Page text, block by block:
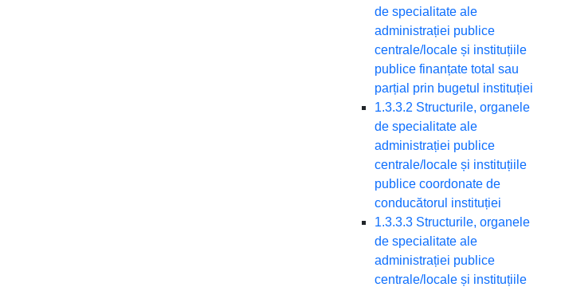
de specialitate ale
administrației publice
centrale/locale și instituțiile
publice finanțate total sau
parțial prin bugetul instituției
1.3.3.2 Structurile, organele
de specialitate ale
administrației publice
centrale/locale și instituțiile
publice coordonate de
conducătorul instituției
1.3.3.3 Structurile, organele
de specialitate ale
administrației publice
centrale/locale și instituțiile